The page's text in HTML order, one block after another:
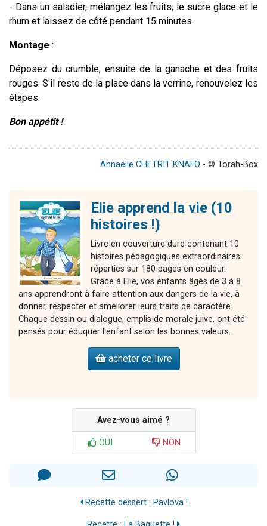
- Dans un saladier, mélangez les fruits, le sucre glace et le
rhum et laissez de côté pendant 15 minutes.
Montage :
Déposez du crumble, ensuite de la ganache et des fruits
rouges. S'il reste de la place dans la verrine, renouvelez les
étapes.
Bon appétit !
Annaëlle CHETRIT KNAFO - © Torah-Box
Elie apprend la vie (10
histoires !)
Livre en couverture dure contenant 10
histoires pédagogiques extraordinaires
réparties sur 180 pages en couleur.
Grâce à Elie, vos enfants âgés de 3 à 8
ans apprendront à faire attention aux dangers de la vie, à
donner, respecter et améliorer leurs traits de caractère.
Chaque dessin ou dialogue, emplis de morale juive, ont été
pensés pour éduquer l'enfant selon les bonnes valeurs.
acheter ce livre
Avez-vous aimé ?
OUI NON
Recette dessert : Pavlova !